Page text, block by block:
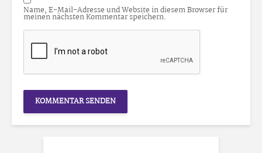
Name, E-Mail-Adresse und Website in diesem Browser für
meinen nächsten Kommentar speichern.